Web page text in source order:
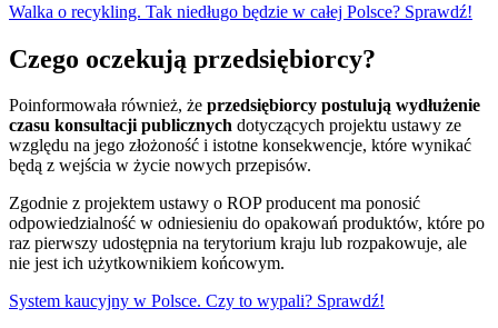
Walka o recykling. Tak niedługo będzie w całej Polsce? Sprawdź!
Czego oczekują przedsiębiorcy?
Poinformowała również, że przedsiębiorcy postulują wydłużenie
czasu konsultacji publicznych dotyczących projektu ustawy ze
względu na jego złożoność i istotne konsekwencje, które wynikać
będą z wejścia w życie nowych przepisów.
Zgodnie z projektem ustawy o ROP producent ma ponosić
odpowiedzialność w odniesieniu do opakowań produktów, które po
raz pierwszy udostępnia na terytorium kraju lub rozpakowuje, ale
nie jest ich użytkownikiem końcowym.
System kaucyjny w Polsce. Czy to wypali? Sprawdź!